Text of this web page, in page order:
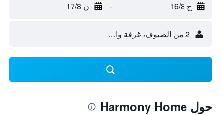
ح 16/8 - ن 17/8
2 من الضيوف، غرفة واحدة
حول Harmony Home